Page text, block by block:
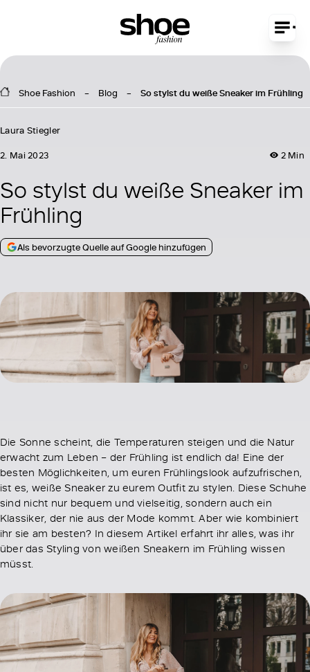
Shoe Fashion Blog So stylst du weiße Sneaker im Frühling
Laura Stiegler
2 Min
2. Mai 2023
So stylst du weiße Sneaker im
Frühling
Als bevorzugte Quelle auf Google hinzufügen
Die Sonne scheint, die Temperaturen steigen und die Natur
erwacht zum Leben – der Frühling ist endlich da! Eine der
besten Möglichkeiten, um euren Frühlingslook aufzufrischen,
ist es, weiße Sneaker zu eurem Outfit zu stylen. Diese Schuhe
sind nicht nur bequem und vielseitig, sondern auch ein
Klassiker, der nie aus der Mode kommt. Aber wie kombiniert
ihr sie am besten? In diesem Artikel erfahrt ihr alles, was ihr
über das Styling von weißen Sneakern im Frühling wissen
müsst.